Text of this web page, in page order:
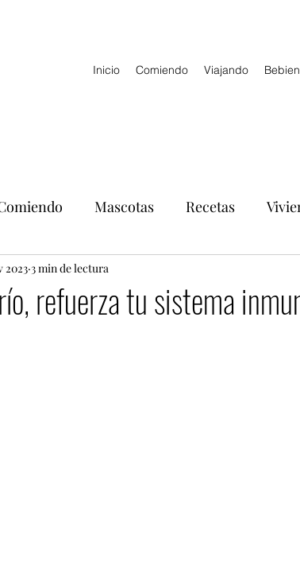
Inicio Comiendo Viajando
Mascotas Recetas
refuerza tu sistema
2023 3 min de lectura